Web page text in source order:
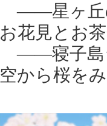
――星ヶ丘
お花見とお
――寝子島
空から桜を